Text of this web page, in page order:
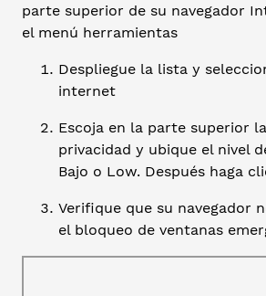
parte superior de su navegador
el menú herramientas
Despliegue la lista y
internet
Escoja en la parte superior
privacidad y ubique el nivel
Bajo o Low. Después haga
Verifique que su navegador
el bloqueo de ventanas